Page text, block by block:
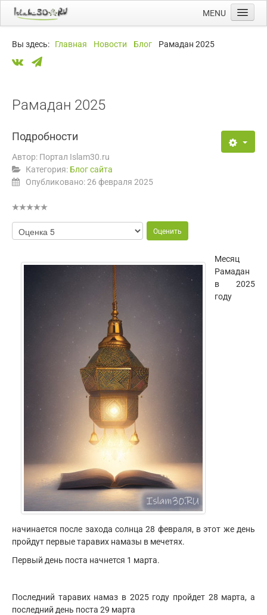
MENU
Новости
Намазы
Календарь
Вы здесь: Главная Новости Блог Рамадан 2025
Рамадан 2025
Подробности
Автор: Портал Islam30.ru
Категория: Блог сайта
Опубликовано: 26 февраля 2025
Месяц
Рамадан
в 2025
году
начинается после захода солнца 28 февраля, в этот же день
пройдут первые таравих намазы в мечетях.
Первый день поста начнется 1 марта.
Последний таравих намаз в 2025 году пройдет 28 марта, а
последний день поста 29 марта